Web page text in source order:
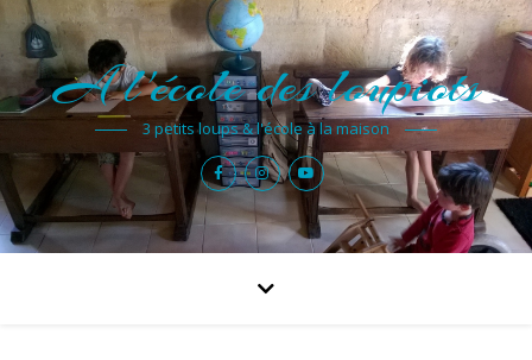
A l'école des loupiots
3 petits loups & l'école à la maison